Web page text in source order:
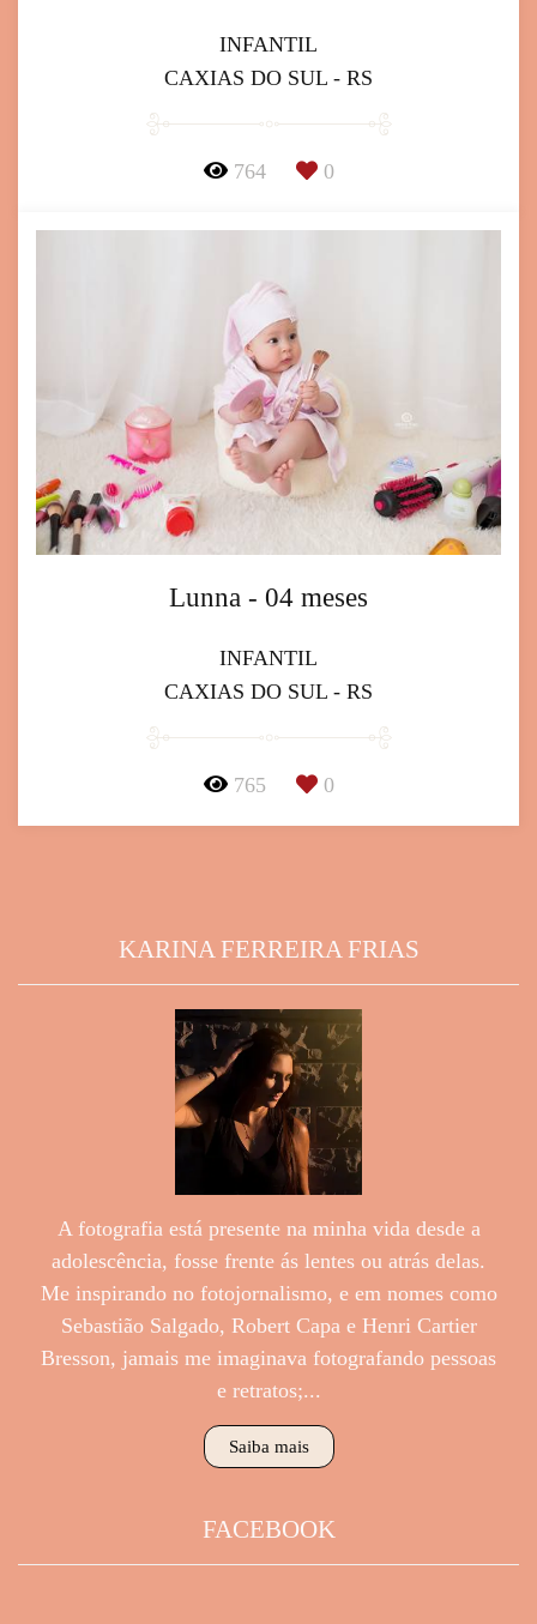
INFANTIL
CAXIAS DO SUL - RS
764 0
Lunna - 04 meses
INFANTIL
CAXIAS DO SUL - RS
765 0
KARINA FERREIRA FRIAS
A fotografia está presente na minha vida desde a
adolescência, fosse frente ás lentes ou atrás delas.
Me inspirando no fotojornalismo, e em nomes como
Sebastião Salgado, Robert Capa e Henri Cartier
Bresson, jamais me imaginava fotografando pessoas
e retratos;...
Saiba mais
FACEBOOK